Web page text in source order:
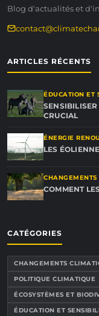
Blog d'actualités et
ARTICLES RÉCENTS
ÉDUCATION ET
SENSIBILISER
CRUCIAL
ÉNERGIE
LES
COMMENT
CATÉGORIES
CHANGEMENTS
POLITIQUE CLIMATIQUE
ÉCOSYSTÈMES ET
ÉDUCATION ET